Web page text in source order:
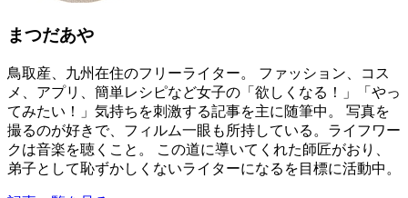
まつだあや
鳥取産、九州在住のフリーライター。 ファッション、コス
メ、アプリ、簡単レシピなど女子の「欲しくなる！」「やっ
てみたい！」気持ちを刺激する記事を主に随筆中。 写真を
撮るのが好きで、フィルム一眼も所持している。ライフワー
クは音楽を聴くこと。 この道に導いてくれた師匠がおり、
弟子として恥ずかしくないライターになるを目標に活動中。